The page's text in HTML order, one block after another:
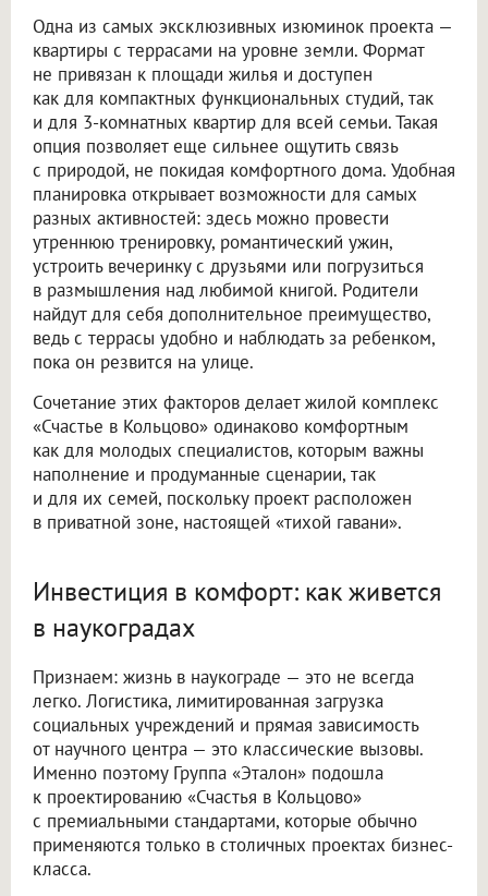
Одна из самых эксклюзивных изюминок проекта —
квартиры с террасами на уровне земли. Формат
не привязан к площади жилья и доступен
как для компактных функциональных студий, так
и для 3-комнатных квартир для всей семьи. Такая
опция позволяет еще сильнее ощутить связь
с природой, не покидая комфортного дома. Удобная
планировка открывает возможности для самых
разных активностей: здесь можно провести
утреннюю тренировку, романтический ужин,
устроить вечеринку с друзьями или погрузиться
в размышления над любимой книгой. Родители
найдут для себя дополнительное преимущество,
ведь с террасы удобно и наблюдать за ребенком,
пока он резвится на улице.
Сочетание этих факторов делает жилой комплекс
«Счастье в Кольцово» одинаково комфортным
как для молодых специалистов, которым важны
наполнение и продуманные сценарии, так
и для их семей, поскольку проект расположен
в приватной зоне, настоящей «тихой гавани».
Инвестиция в комфорт: как живется
в наукоградах
Признаем: жизнь в наукограде — это не всегда
легко. Логистика, лимитированная загрузка
социальных учреждений и прямая зависимость
от научного центра — это классические вызовы.
Именно поэтому Группа «Эталон» подошла
к проектированию «Счастья в Кольцово»
с премиальными стандартами, которые обычно
применяются только в столичных проектах бизнес-
класса.